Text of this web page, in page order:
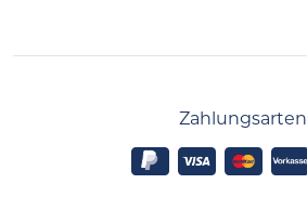
Zahlungsarten